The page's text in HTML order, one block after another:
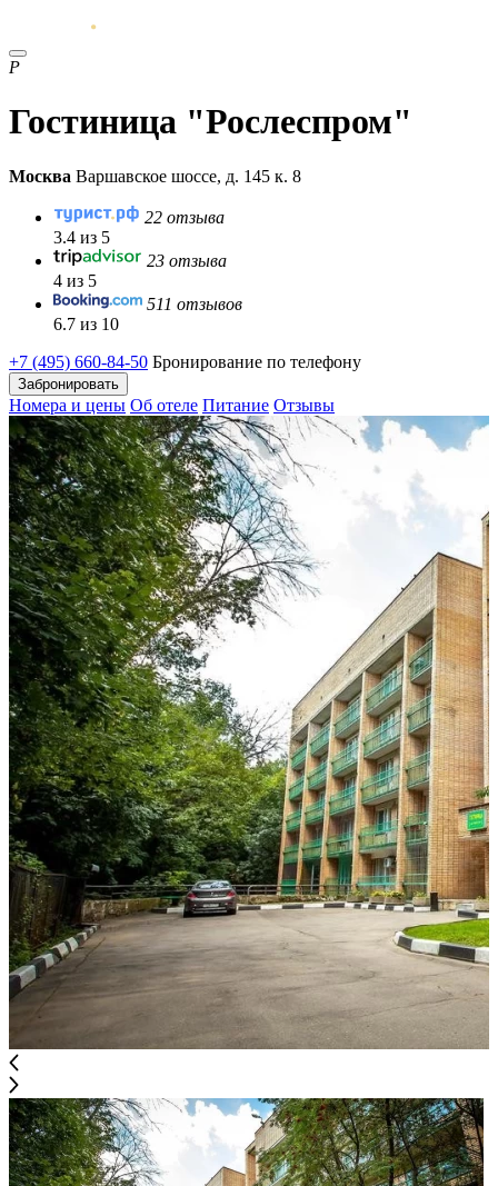
Р
Гостиница "Рослеспром"
Москва Варшавское шоссе, д. 145 к. 8
22 отзыва
3.4 из 5
23 отзыва
4 из 5
511 отзывов
6.7 из 10
+7 (495) 660-84-50 Бронирование по телефону
Забронировать
Номера и цены Об отеле Питание Отзывы